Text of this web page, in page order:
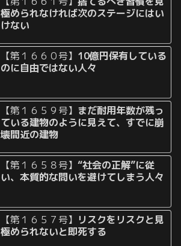
極められなければ次のステージにはい
けない
【第１６６０号】 10億円保有している
のに自由ではない人々
【第１６５９号】 まだ耐用年数が残っ
ている建物のように見えて、すでに崩
壊間近の建物
【第１６５８号】“社会の正解”に従
い、本質的な問いを避けてしまう人々
【第１６５７号】 リスクをリスクと見
極められないと即死する